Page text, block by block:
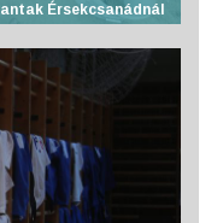
Érsekcsanádnál